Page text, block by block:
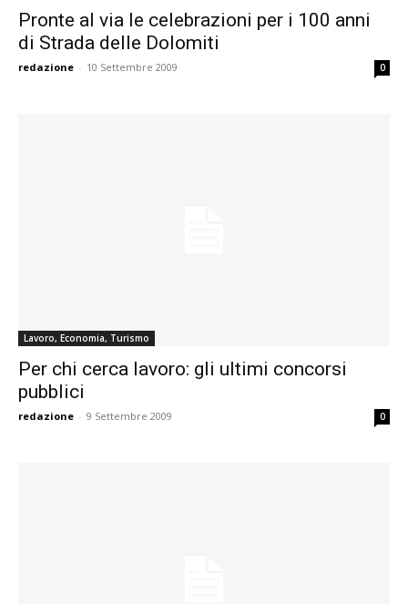
Pronte al via le celebrazioni per i 100 anni
di Strada delle Dolomiti
redazione - 10 Settembre 2009 0
Lavoro, Economia, Turismo
Per chi cerca lavoro: gli ultimi concorsi
pubblici
redazione - 9 Settembre 2009 0